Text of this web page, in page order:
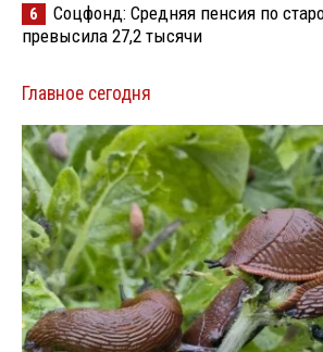
6
Соцфонд: Средняя пенсия по
превысила 27,2 тысячи
Главное сегодня